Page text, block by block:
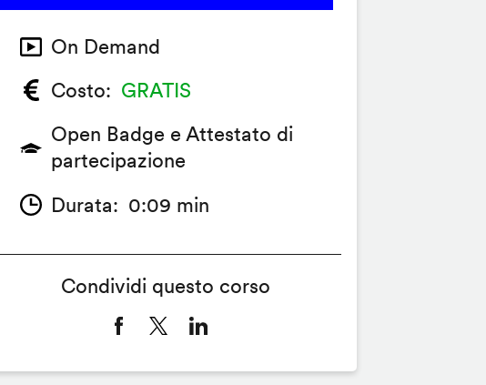
On Demand
Costo
GRATIS
Open Badge e Attestato di
partecipazione
Durata
0:09 min
Condividi questo corso